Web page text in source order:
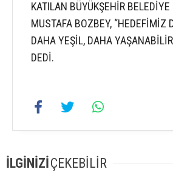
KATILAN BÜYÜKŞEHİR
MUSTAFA BOZBEY, “HEDEFİMİZ
DAHA YEŞİL, DAHA
DEDİ.
İLGİNİZİÇEKEBİLİR